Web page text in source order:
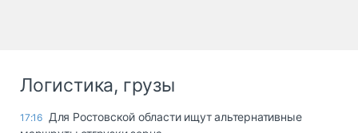
Логистика, грузы
17:16 Для Ростовской области ищут альтернативные